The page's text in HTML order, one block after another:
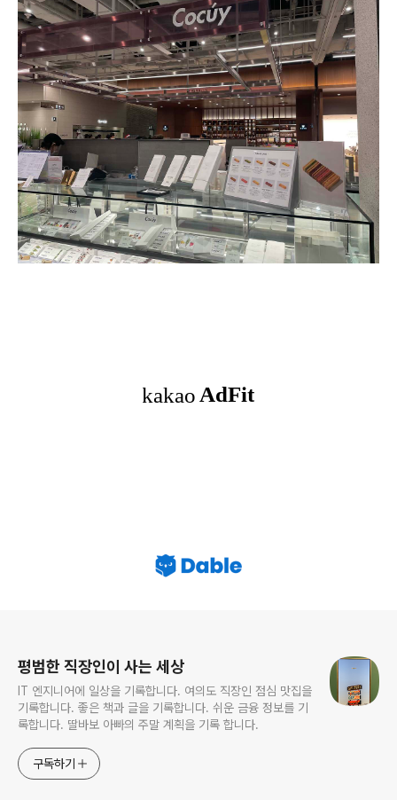
평범한 직장인이 사는 세상
IT 엔지니어에 일상을 기록합니다. 여의도 직장인 점심 맛집을
기록합니다. 좋은 책과 글을 기록합니다. 쉬운 금융 정보를 기
록합니다. 딸바보 아빠의 주말 계획을 기록 합니다.
구독하기